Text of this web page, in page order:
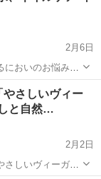
2月6日
においのお悩み
お肌を優しく守る
す！ 💎耳ツ
やさしいヴィー
と自然…
2月2日